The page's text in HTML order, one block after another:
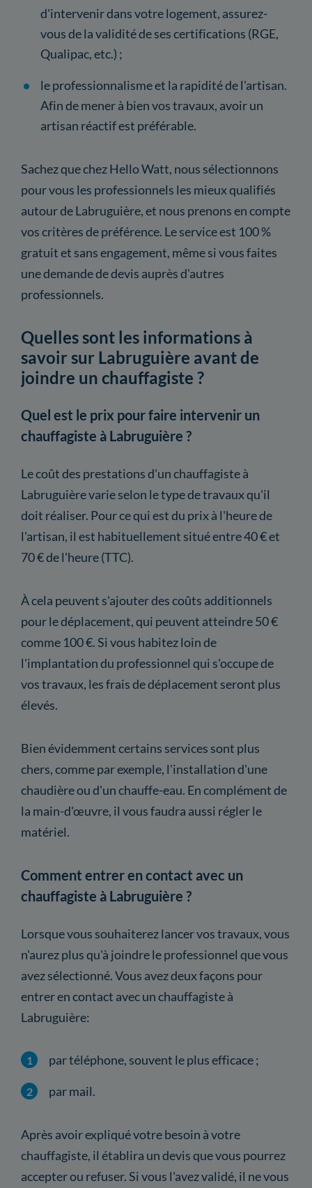
d'intervenir dans votre logement, assurez-
vous de la validité de ses certifications (RGE,
Qualipac, etc.) ;
le professionnalisme et la rapidité de l'artisan.
Afin de mener à bien vos travaux, avoir un
artisan réactif est préférable.
Sachez que chez Hello Watt, nous sélectionnons
pour vous les professionnels les mieux qualifiés
autour de Labruguière, et nous prenons en compte
vos critères de préférence. Le service est 100 %
gratuit et sans engagement, même si vous faites
une demande de devis auprès d'autres
professionnels.
Quelles sont les informations à
savoir sur Labruguière avant de
joindre un chauffagiste ?
Quel est le prix pour faire intervenir un
chauffagiste à Labruguière ?
Le coût des prestations d'un chauffagiste à
Labruguière varie selon le type de travaux qu'il
doit réaliser. Pour ce qui est du prix à l'heure de
l'artisan, il est habituellement situé entre 40 € et
70 € de l'heure (TTC).
À cela peuvent s'ajouter des coûts additionnels
pour le déplacement, qui peuvent atteindre 50 €
comme 100 €. Si vous habitez loin de
l'implantation du professionnel qui s'occupe de
vos travaux, les frais de déplacement seront plus
élevés.
Bien évidemment certains services sont plus
chers, comme par exemple, l'installation d'une
chaudière ou d'un chauffe-eau. En complément de
la main-d'œuvre, il vous faudra aussi régler le
matériel.
Comment entrer en contact avec un
chauffagiste à Labruguière ?
Lorsque vous souhaiterez lancer vos travaux, vous
n'aurez plus qu'à joindre le professionnel que vous
avez sélectionné. Vous avez deux façons pour
entrer en contact avec un chauffagiste à
Labruguière:
par téléphone, souvent le plus efficace ;
par mail.
Après avoir expliqué votre besoin à votre
chauffagiste, il établira un devis que vous pourrez
accepter ou refuser. Si vous l'avez validé, il ne vous